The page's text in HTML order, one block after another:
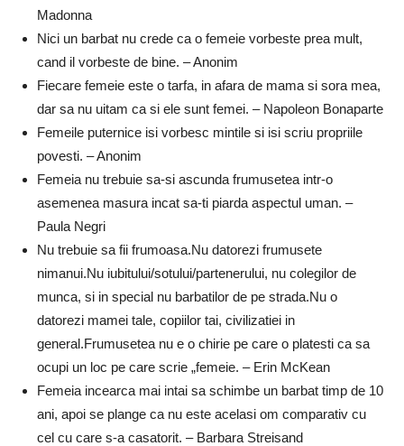
Madonna
Nici un barbat nu crede ca o femeie vorbeste prea mult,
cand il vorbeste de bine. – Anonim
Fiecare femeie este o tarfa, in afara de mama si sora mea,
dar sa nu uitam ca si ele sunt femei. – Napoleon Bonaparte
Femeile puternice isi vorbesc mintile si isi scriu propriile
povesti. – Anonim
Femeia nu trebuie sa-si ascunda frumusetea intr-o
asemenea masura incat sa-ti piarda aspectul uman. –
Paula Negri
Nu trebuie sa fii frumoasa.Nu datorezi frumusete
nimanui.Nu iubitului/sotului/partenerului, nu colegilor de
munca, si in special nu barbatilor de pe strada.Nu o
datorezi mamei tale, copiilor tai, civilizatiei in
general.Frumusetea nu e o chirie pe care o platesti ca sa
ocupi un loc pe care scrie „femeie. – Erin McKean
Femeia incearca mai intai sa schimbe un barbat timp de 10
ani, apoi se plange ca nu este acelasi om comparativ cu
cel cu care s-a casatorit. – Barbara Streisand